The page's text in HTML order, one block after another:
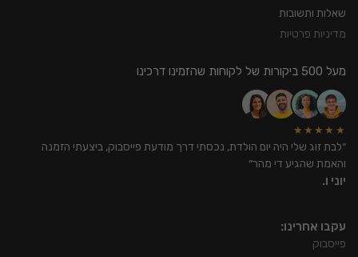
שאלות ותשובות
מדיניות פרטיות
מעל 500 ביקורות של לקוחות שהזמינו דרכינו
★★★★★
״לבת זוג שלי היה יום הולדת, נכסתי דרך מודעת פייסבוק, ביצעתי הזמנה
והאמת שהגיע די מהר״
יוני ו.
עקבו אחרינו:
פייסבוק